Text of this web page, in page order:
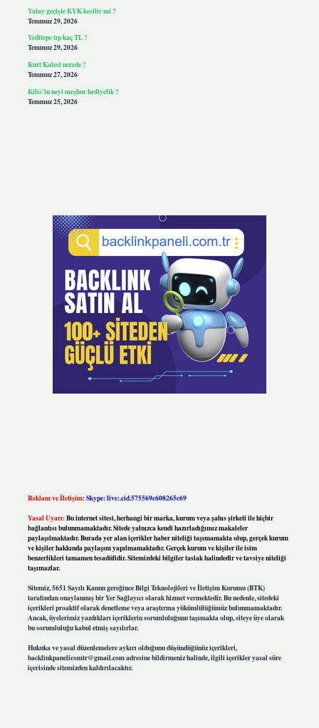
Yatay geçişte KYK kesilir mi ?
Temmuz 29, 2026
Yeditepe tıp kaç TL ?
Temmuz 29, 2026
Kurt Kalesi nerede ?
Temmuz 27, 2026
Kilis’in neyi meşhur hediyelik ?
Temmuz 25, 2026
Reklam ve İletişim:Skype: live:.cid.575569c608265c69
Yasal Uyarı:Bu internet sitesi, herhangi bir marka, kurum veya şahıs şirketi ile hiçbir
bağlantısı bulunmamaktadır. Sitede yalnızca kendi hazırladığımız makaleler
paylaşılmaktadır. Burada yer alan içerikler haber niteliği taşımamakta olup, gerçek kurum
ve kişiler hakkında paylaşım yapılmamaktadır. Gerçek kurum ve kişiler ile isim
benzerlikleri tamamen tesadüfidir. Sitemizdeki bilgiler taslak halindedir ve tavsiye niteliği
taşımazlar.
Sitemiz, 5651 Sayılı Kanun gereğince Bilgi Teknolojileri ve İletişim Kurumu (BTK)
tarafından onaylanmış bir Yer Sağlayıcı olarak hizmet vermektedir. Bu nedenle, sitedeki
içerikleri proaktif olarak denetleme veya araştırma yükümlülüğümüz bulunmamaktadır.
Ancak, üyelerimiz yazdıkları içeriklerin sorumluluğunu taşımakta olup, siteye üye olarak
bu sorumluluğu kabul etmiş sayılırlar.
Hukuka ve yasal düzenlemelere aykırı olduğunu düşündüğünüz içerikleri,
backlinkpanelicomtr@gmail.comadresine bildirmeniz halinde, ilgili içerikler yasal süre
içerisinde sitemizden kaldırılacaktır.